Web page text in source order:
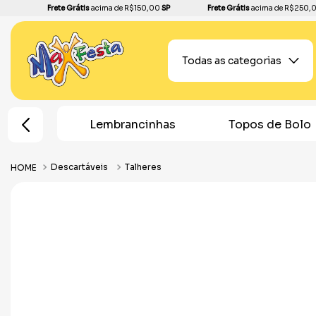
Frete Grátisacima de R$150,00 SP Frete Grátisacima de
Todas as categorias
Festa Lembrancinhas Topos de Bolo
Descartáveis Talheres